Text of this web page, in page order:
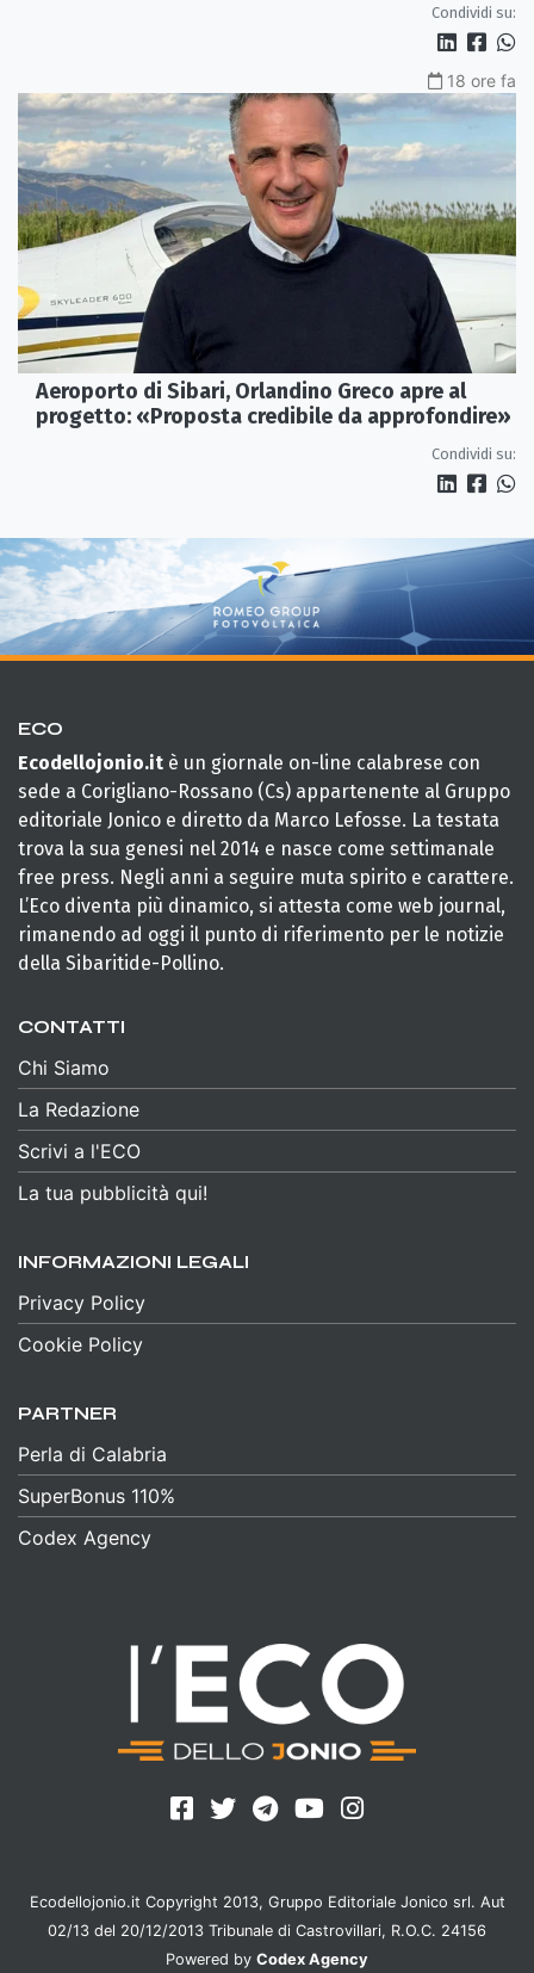
Condividi su:
18 ore fa
Aeroporto di Sibari, Orlandino Greco apre al
progetto: «Proposta credibile da approfondire»
Condividi su:
ECO
Ecodellojonio.it è un giornale on-line calabrese con
sede a Corigliano-Rossano (Cs) appartenente al Gruppo
editoriale Jonico e diretto da Marco Lefosse. La testata
trova la sua genesi nel 2014 e nasce come settimanale
free press. Negli anni a seguire muta spirito e carattere.
L’Eco diventa più dinamico, si attesta come web journal,
rimanendo ad oggi il punto di riferimento per le notizie
della Sibaritide-Pollino.
CONTATTI
Chi Siamo
La Redazione
Scrivi a l'ECO
La tua pubblicità qui!
INFORMAZIONI LEGALI
Privacy Policy
Cookie Policy
PARTNER
Perla di Calabria
SuperBonus 110%
Codex Agency
Ecodellojonio.it Copyright 2013, Gruppo Editoriale Jonico srl. Aut
02/13 del 20/12/2013 Tribunale di Castrovillari, R.O.C. 24156
Powered by Codex Agency